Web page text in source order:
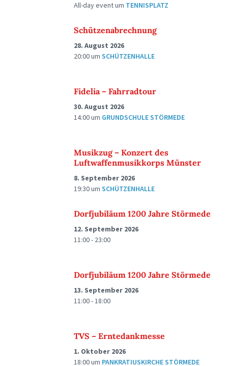
All-day eventum TENNISPLATZ
Schützenabrechnung
28. August 2026
20:00um SCHÜTZENHALLE
Fidelia – Fahrradtour
30. August 2026
14:00um GRUNDSCHULE STÖRMEDE
Musikzug – Konzert des
Luftwaffenmusikkorps Münster
8. September 2026
19:30um SCHÜTZENHALLE
Dorfjubiläum 1200 Jahre Störmede
12. September 2026
11:00 - 23:00
Dorfjubiläum 1200 Jahre Störmede
13. September 2026
11:00 - 18:00
TVS – Erntedankmesse
1. Oktober 2026
18:00um PANKRATIUSKIRCHE STÖRMEDE